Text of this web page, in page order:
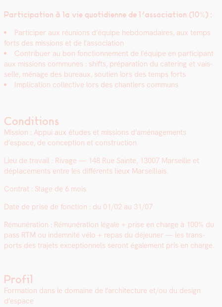
Par­tic­i­pa­tion à la vie quo­ti­di­enne de l’association (10%) :
Par­ticiper aux réu­nions d’équipe heb­do­madaires, aux temps
forts des mis­sions et de l’association
Con­tribuer au bon fonc­tion­nement de l’équipe en par­tic­i­pant
aux mis­sions com­munes : shifts, pré­pa­ra­tion du cater­ing et vais­
selle, ménage des bureaux, sou­tien lors des temps forts
Impli­ca­tion col­lec­tive lors des chantiers com­muns
Conditions
Mis­sion : Appui aux études et mis­sions d’aménagements
d’espace, de con­cep­tion et con­struc­tion
Lieu de tra­vail : Rivage — 148 Rue Sainte, 13007 Mar­seille et
déplace­ments entre les dif­férents lieux Mar­seil­lais.
Con­trat : Stage de 6 mois
Date de prise de fonc­tion : du 01/02 au 31/07
Rémunéra­tion : Rémunéra­tion légale + prise en charge à 100% du
pass RTM ou indem­nité vélo + repas du déje­uner — les trans­
ports des tra­jets excep­tion­nels seront égale­ment pris en charge.
Profil
For­ma­tion dans le domaine de l’architecture et/ou du design
d’espace